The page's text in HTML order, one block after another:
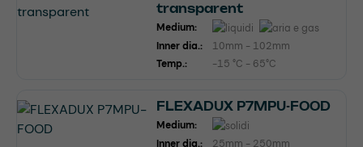
transparent
Medium:
Inner dia.:
10mm - 102mm
Temp.:
-15 °C - 65°C
FLEXADUX P7MPU-FOOD
Medium:
Inner dia.:
25mm - 250mm